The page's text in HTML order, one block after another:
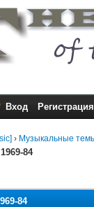
Вход Регистрация
› Музыкальные
84
84